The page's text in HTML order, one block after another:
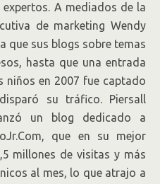
A mediados de la
de marketing Wendy
que sus blogs sobre temas
hasta que una entrada
niños en 2007 fue captado
su tráfico. Piersall
un blog dedicado a
que en su mejor
millones de visitas y más
al mes, lo que atrajo a